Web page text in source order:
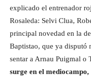
explicado el entrenador
Rosaleda: Selvi Clua,
principal novedad en la
Baptistao, que ya disputó
sentar a Arnau Puigmal o
surge en el